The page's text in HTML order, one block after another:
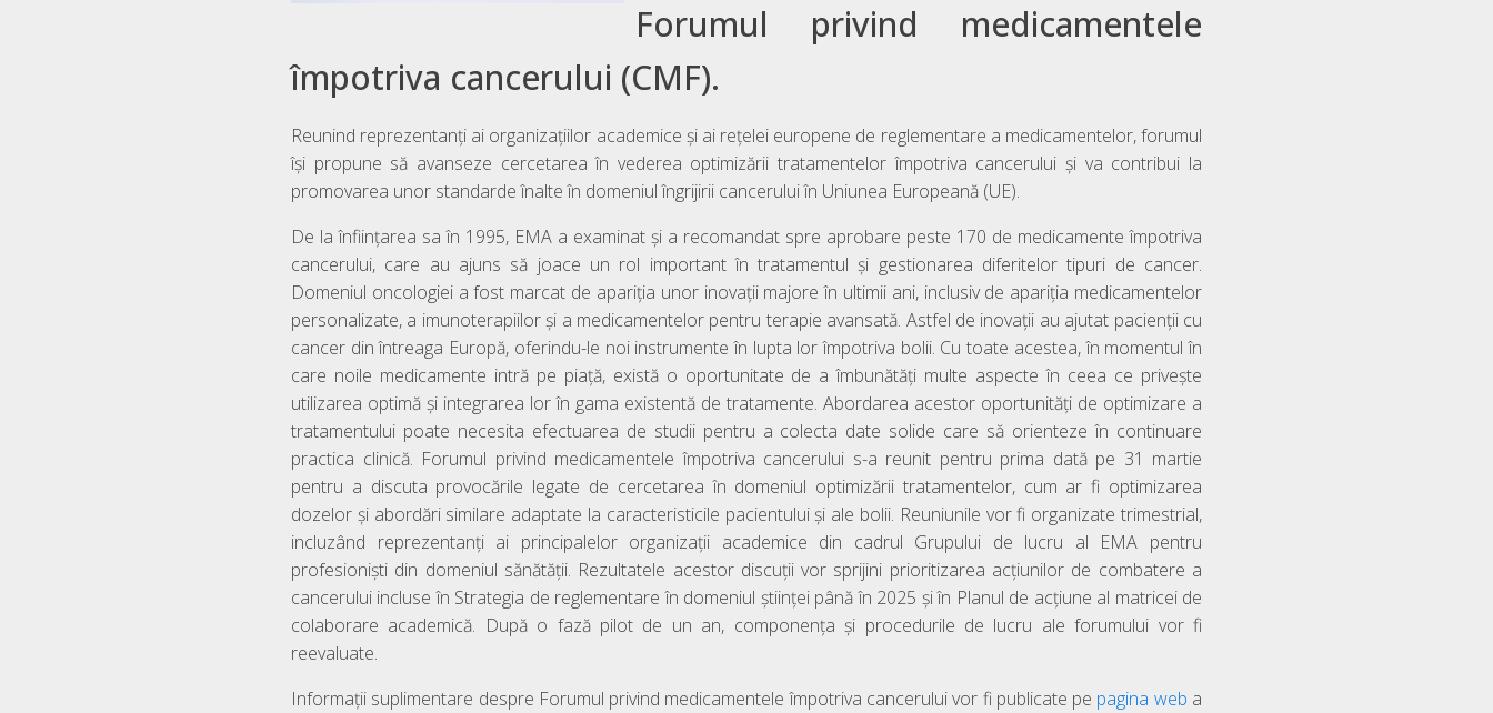
Forumul privind medicamentele
împotriva cancerului (CMF).
Reunind reprezentanți ai organizațiilor academice și ai rețelei europene de reglementare a medicamentelor, forumul
își propune să avanseze cercetarea în vederea optimizării tratamentelor împotriva cancerului și va contribui la
promovarea unor standarde înalte în domeniul îngrijirii cancerului în Uniunea Europeană (UE).
De la înființarea sa în 1995, EMA a examinat și a recomandat spre aprobare peste 170 de medicamente împotriva
cancerului, care au ajuns să joace un rol important în tratamentul și gestionarea diferitelor tipuri de cancer.
Domeniul oncologiei a fost marcat de apariția unor inovații majore în ultimii ani, inclusiv de apariția medicamentelor
personalizate, a imunoterapiilor și a medicamentelor pentru terapie avansată. Astfel de inovații au ajutat pacienții cu
cancer din întreaga Europă, oferindu-le noi instrumente în lupta lor împotriva bolii. Cu toate acestea, în momentul în
care noile medicamente intră pe piață, există o oportunitate de a îmbunătăți multe aspecte în ceea ce privește
utilizarea optimă și integrarea lor în gama existentă de tratamente. Abordarea acestor oportunități de optimizare a
tratamentului poate necesita efectuarea de studii pentru a colecta date solide care să orienteze în continuare
practica clinică. Forumul privind medicamentele împotriva cancerului s-a reunit pentru prima dată pe 31 martie
pentru a discuta provocările legate de cercetarea în domeniul optimizării tratamentelor, cum ar fi optimizarea
dozelor și abordări similare adaptate la caracteristicile pacientului și ale bolii. Reuniunile vor fi organizate trimestrial,
incluzând reprezentanți ai principalelor organizații academice din cadrul Grupului de lucru al EMA pentru
profesioniști din domeniul sănătății. Rezultatele acestor discuții vor sprijini prioritizarea acțiunilor de combatere a
cancerului incluse în Strategia de reglementare în domeniul științei până în 2025 și în Planul de acțiune al matricei de
colaborare academică. După o fază pilot de un an, componența și procedurile de lucru ale forumului vor fi
reevaluate.
Informații suplimentare despre Forumul privind medicamentele împotriva cancerului vor fi publicate pe pagina web a